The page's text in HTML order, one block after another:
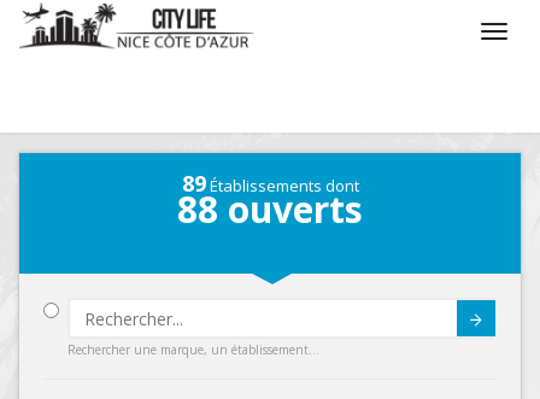
89Établissements dont
88 ouverts
Rechercher une marque, un établissement...